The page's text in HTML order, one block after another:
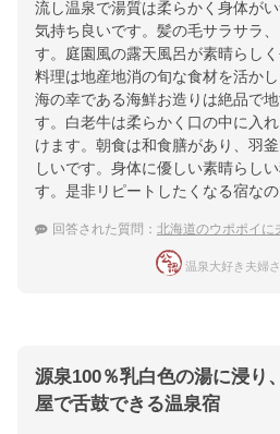
流し温泉で湯質は柔らかく身体が
気持ち良いです。髪の毛サラサラ
す。庭園風の露天風呂が素晴らし
料理は地産地消の旬な食材を活か
海の幸である海鮮お造りは絶品で
す。白老牛は柔らかく口の中に入
けます。朝食は和食膳があり、羽
しいです。身体に優しい素晴らし
す。是非リピートしたくなる宿なの
回答された質問： 北海道のウポポイに夫婦で行く予定です
温泉大好き夫婦
源泉100％乳白色の湯に浸り
屋で舌鼓できる温泉宿